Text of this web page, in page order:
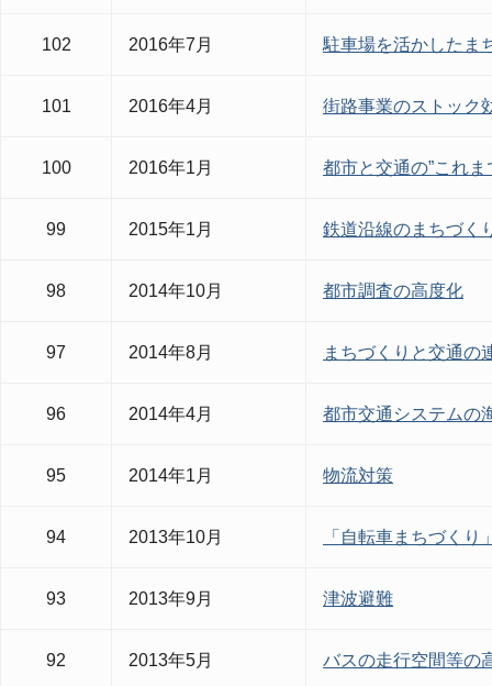
102 2016年7月 駐車場を活かしたま
101 2016年4月 街路事業のストック
100 2016年1月 都市と交通の”これ
99 2015年1月 鉄道沿線のまちづく
98 2014年10月 都市調査の高度化
97 2014年8月 まちづくりと交通の
96 2014年4月 都市交通システムの
95 2014年1月 物流対策
94 2013年10月 「自転車まちづくり
93 2013年9月 津波避難
92 2013年5月 バスの走行空間等の